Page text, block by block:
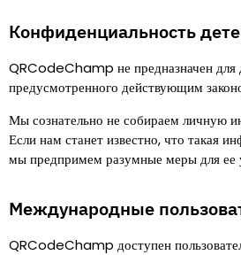
Конфиденциальность
QRCodeChamp не предназначен для
предусмотренного действующим
Мы сознательно не собираем личную
Если нам станет известно, что такая
мы предпримем разумные меры для ее
Международные
QRCodeChamp доступен